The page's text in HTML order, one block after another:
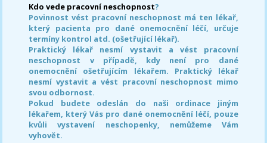
Kdo vede pracovní neschopnost?
Povinnost vést pracovní neschopnost má ten lékař,
který pacienta pro dané onemocnění léčí, určuje
termíny kontrol atd. (ošetřující lékař).
Praktický lékař nesmí vystavit a vést pracovní
neschopnost v případě, kdy není pro dané
onemocnění ošetřujícím lékařem. Praktický lékař
nesmí vystavit a vést pracovní neschopnost mimo
svou odbornost.
Pokud budete odeslán do naši ordinace jiným
lékařem, který Vás pro dané onemocnění léčí, pouze
kvůli vystavení neschopenky, nemůžeme Vám
vyhovět.